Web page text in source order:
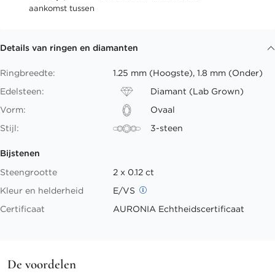
aankomst tussen
Details van ringen en diamanten
Ringbreedte:
1.25 mm (Hoogste), 1.8 mm (Onder)
Edelsteen:
Diamant (Lab Grown)
Vorm:
Ovaal
Stijl:
3-steen
Bijstenen
Steengrootte
2 x 0.12 ct
Kleur en helderheid
E/VS
Certificaat
AURONIA Echtheidscertificaat
De voordelen